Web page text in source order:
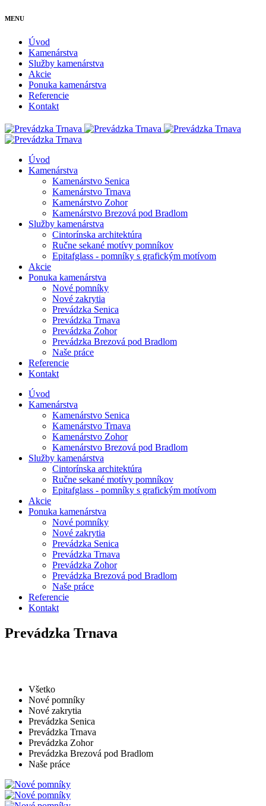
MENU
Úvod
Kamenárstva
Služby kamenárstva
Akcie
Ponuka kamenárstva
Referencie
Kontakt
Úvod
Kamenárstva
Kamenárstvo Senica
Kamenárstvo Trnava
Kamenárstvo Zohor
Kamenárstvo Brezová pod Bradlom
Služby kamenárstva
Cintorínska architektúra
Ručne sekané motívy pomníkov
Epitafglass - pomníky s grafickým motívom
Akcie
Ponuka kamenárstva
Nové pomníky
Nové zakrytia
Prevádzka Senica
Prevádzka Trnava
Prevádzka Zohor
Prevádzka Brezová pod Bradlom
Naše práce
Referencie
Kontakt
Úvod
Kamenárstva
Kamenárstvo Senica
Kamenárstvo Trnava
Kamenárstvo Zohor
Kamenárstvo Brezová pod Bradlom
Služby kamenárstva
Cintorínska architektúra
Ručne sekané motívy pomníkov
Epitafglass - pomníky s grafickým motívom
Akcie
Ponuka kamenárstva
Nové pomníky
Nové zakrytia
Prevádzka Senica
Prevádzka Trnava
Prevádzka Zohor
Prevádzka Brezová pod Bradlom
Naše práce
Referencie
Kontakt
Prevádzka Trnava
Všetko
Nové pomníky
Nové zakrytia
Prevádzka Senica
Prevádzka Trnava
Prevádzka Zohor
Prevádzka Brezová pod Bradlom
Naše práce